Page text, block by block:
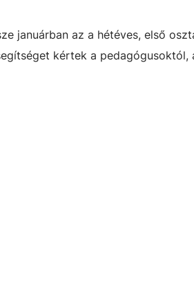
januárban az a hétéves, első
kértek a